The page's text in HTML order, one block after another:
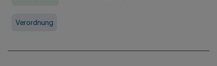
Verordnung